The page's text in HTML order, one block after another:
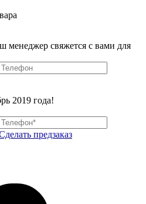
менеджер свяжется с вами для
2019 года!
предзаказ